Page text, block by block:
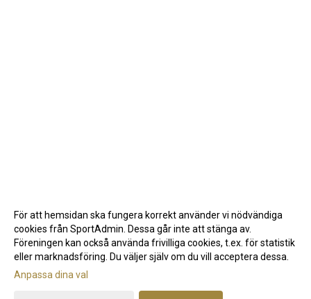
Gå till Webbversion
För att hemsidan ska fungera korrekt använder vi nödvändiga
cookies från SportAdmin. Dessa går inte att stänga av.
Föreningen kan också använda frivilliga cookies, t.ex. för statistik
eller marknadsföring. Du väljer själv om du vill acceptera dessa.
Anpassa dina val